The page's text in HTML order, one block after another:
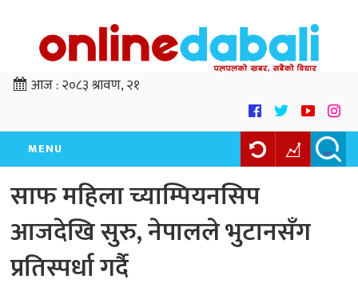
आज :२०८३ श्रावण, २१
MENU
साफ महिला च्याम्पियनसिप
आजदेखि सुरु, नेपालले भुटानसँग
प्रतिस्पर्धा गर्दै